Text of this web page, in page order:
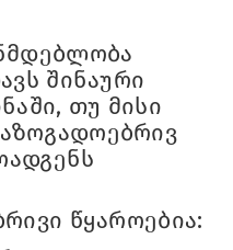
შინაური
თუ მისი
წყაროებია: